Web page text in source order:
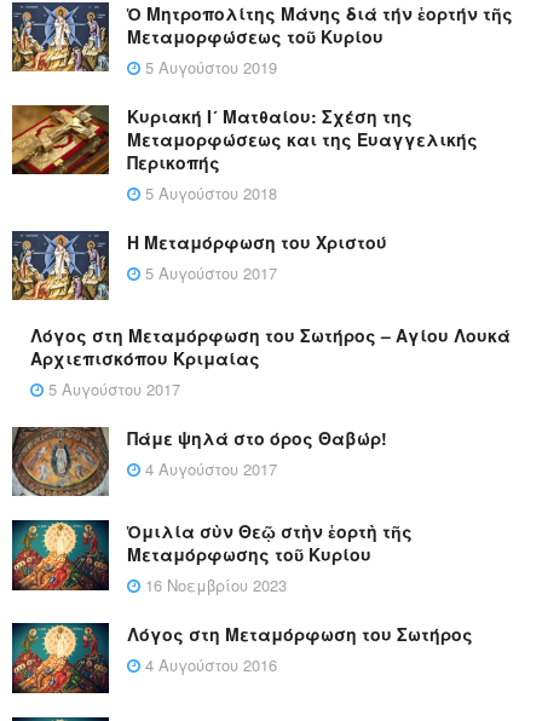
Ὁ Μητροπολίτης Μάνης διά τήν ἑορτήν τῆς
Μεταμορφώσεως τοῦ Κυρίου
5 Αυγούστου 2019
Κυριακή Ι´ Ματθαίου: Σχέση της
Μεταμορφώσεως και της Ευαγγελικής
Περικοπής
5 Αυγούστου 2018
Η Μεταμόρφωση του Χριστού
5 Αυγούστου 2017
Λόγος στη Μεταμόρφωση του Σωτήρος – Αγίου Λουκά
Αρχιεπισκόπου Κριμαίας
5 Αυγούστου 2017
Πάμε ψηλά στο όρος Θαβώρ!
4 Αυγούστου 2017
Ὁμιλία σὺν Θεῷ στὴν ἑορτὴ τῆς
Μεταμόρφωσης τοῦ Κυρίου
16 Νοεμβρίου 2023
Λόγος στη Μεταμόρφωση του Σωτήρος
4 Αυγούστου 2016